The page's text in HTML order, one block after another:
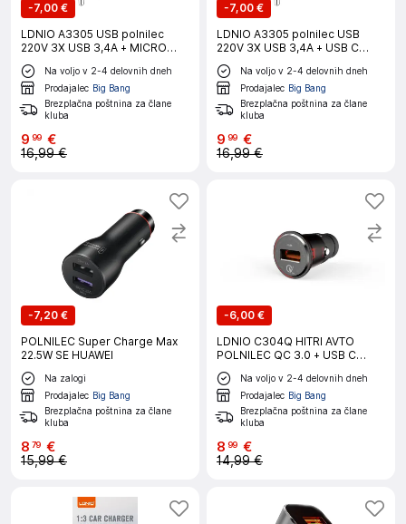
-7,00 €
LDNIO A3305 USB polnilec
220V 3X USB 3,4A + MICRO
USB kabel + LED lučka
Na voljo v 2-4 delovnih dneh
Prodajalec Big Bang
Brezplačna poštnina za člane
kluba
9 99 €
16,99 €
-7,00 €
LDNIO A3305 polnilec USB
220V 3X USB 3,4A + USB C
kabel + LED lučka
Na voljo v 2-4 delovnih dneh
Prodajalec Big Bang
Brezplačna poštnina za člane
kluba
9 99 €
16,99 €
-7,20 €
POLNILEC Super Charge Max
22.5W SE HUAWEI
Na zalogi
Prodajalec Big Bang
Brezplačna poštnina za člane
kluba
8 79 €
15,99 €
-6,00 €
LDNIO C304Q HITRI AVTO
POLNILEC QC 3.0 + USB C
KABEL
Na voljo v 2-4 delovnih dneh
Prodajalec Big Bang
Brezplačna poštnina za člane
kluba
8 99 €
14,99 €